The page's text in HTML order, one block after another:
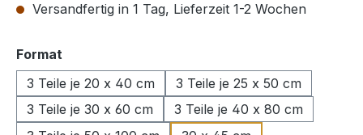
Versandfertig in 1 Tag, Lieferzeit 1-2 Wochen
Format
3 Teile je 20 x 40 cm
3 Teile je 25 x 50 cm
3 Teile je 30 x 60 cm
3 Teile je 40 x 80 cm